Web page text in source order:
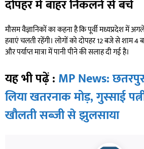
दोपहर में बाहर निकलने से बचें
मौसम वैज्ञानिकों का कहना है कि पूर्वी मध्यप्रदेश में
हवाएं चलती रहेंगी। लोगों को दोपहर 12 बजे से
और पर्याप्त मात्रा में पानी पीने की सलाह दी गई है।
यह भी पढ़ें : MP News:
लिया खतरनाक मोड़, गुस्साई
खौलती सब्जी से झुलसाया